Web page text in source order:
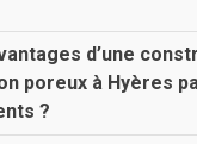
d’une
poreux à Hyères
?